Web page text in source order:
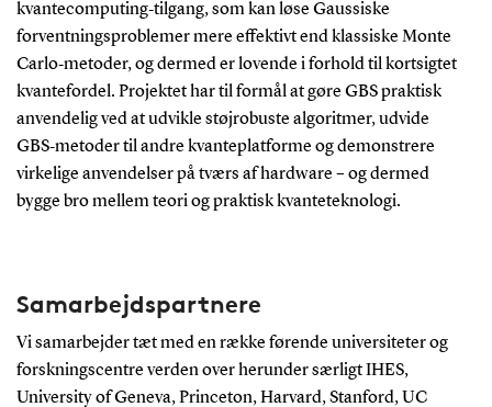
kvantecomputing‑tilgang, som kan løse Gaussiske
forventningsproblemer mere effektivt end klassiske Monte
Carlo‑metoder, og dermed er lovende i forhold til kortsigtet
kvantefordel. Projektet har til formål at gøre GBS praktisk
anvendelig ved at udvikle støjrobuste algoritmer, udvide
GBS‑metoder til andre kvanteplatforme og demonstrere
virkelige anvendelser på tværs af hardware – og dermed
bygge bro mellem teori og praktisk kvanteteknologi.
Samarbejdspartnere
Vi samarbejder tæt med en række førende universiteter og
forskningscentre verden over herunder særligt IHES,
University of Geneva, Princeton, Harvard, Stanford, UC